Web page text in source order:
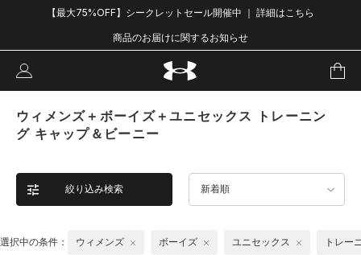
【最大75%OFF】シークレットセール開催中 ｜ 詳細はこちら
商品のお届けに関するお知らせ
ウィメンズ＋ボーイズ＋ユニセックス トレーニン
グ キャップ＆ビーニー
絞り込み検索 新着順
選択中の条件： ウィメンズ ボーイズ ユニセックス トレー